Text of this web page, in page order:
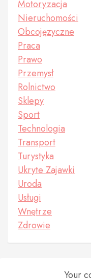
Motoryzacja
Nieruchomości
Obcojęzyczne
Praca
Prawo
Przemysł
Rolnictwo
Sklepy
Sport
Technologia
Transport
Turystyka
Ukryte Zajawki
Uroda
Usługi
Wnętrze
Zdrowie
Your